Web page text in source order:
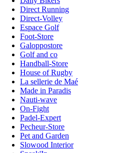
Direct Running
Direct-Volley
Espace Golf
Foot-Store
Galoppostore
Golf and co
Handball-Store
House of Rugby
La sellerie de Maé
Made in Paradis
Nauti-wave
On-Fight
Padel-Expert
Pecheur-Store
Pet and Garden
Slowood Interior